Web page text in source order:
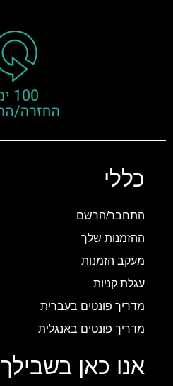
כללי
התחבר/הרשם
ההזמנות שלך
מעקב הזמנות
עגלת קניות
מדריך פונטים בעברית
מדריך פונטים באנגלית
אנו כאן בשבילך